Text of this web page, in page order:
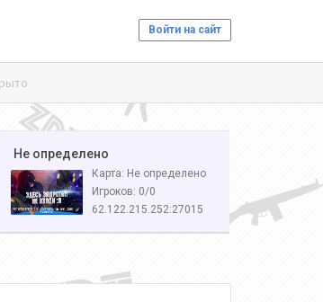
Войти на сайт
️ Не определено
Карта: Не определено
Игроков: 0/0
62.122.215.252:27015